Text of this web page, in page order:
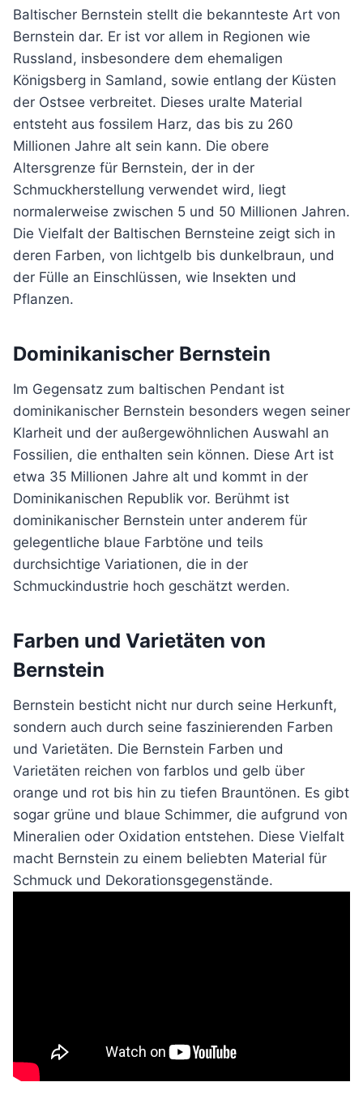
Baltischer Bernstein stellt die bekannteste Art von
Bernstein dar. Er ist vor allem in Regionen wie
Russland, insbesondere dem ehemaligen
Königsberg in Samland, sowie entlang der Küsten
der Ostsee verbreitet. Dieses uralte Material
entsteht aus fossilem Harz, das bis zu 260
Millionen Jahre alt sein kann. Die obere
Altersgrenze für Bernstein, der in der
Schmuckherstellung verwendet wird, liegt
normalerweise zwischen 5 und 50 Millionen Jahren.
Die Vielfalt der Baltischen Bernsteine zeigt sich in
deren Farben, von lichtgelb bis dunkelbraun, und
der Fülle an Einschlüssen, wie Insekten und
Pflanzen.
Dominikanischer Bernstein
Im Gegensatz zum baltischen Pendant ist
dominikanischer Bernstein besonders wegen seiner
Klarheit und der außergewöhnlichen Auswahl an
Fossilien, die enthalten sein können. Diese Art ist
etwa 35 Millionen Jahre alt und kommt in der
Dominikanischen Republik vor. Berühmt ist
dominikanischer Bernstein unter anderem für
gelegentliche blaue Farbtöne und teils
durchsichtige Variationen, die in der
Schmuckindustrie hoch geschätzt werden.
Farben und Varietäten von
Bernstein
Bernstein besticht nicht nur durch seine Herkunft,
sondern auch durch seine faszinierenden Farben
und Varietäten. Die Bernstein Farben und
Varietäten reichen von farblos und gelb über
orange und rot bis hin zu tiefen Brauntönen. Es gibt
sogar grüne und blaue Schimmer, die aufgrund von
Mineralien oder Oxidation entstehen. Diese Vielfalt
macht Bernstein zu einem beliebten Material für
Schmuck und Dekorationsgegenstände.